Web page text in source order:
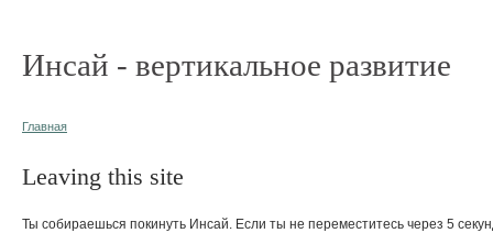
Инсай - вертикальное развитие
Главная
Leaving this site
Ты собираешься покинуть Инсай. Если ты не переместитесь через 5